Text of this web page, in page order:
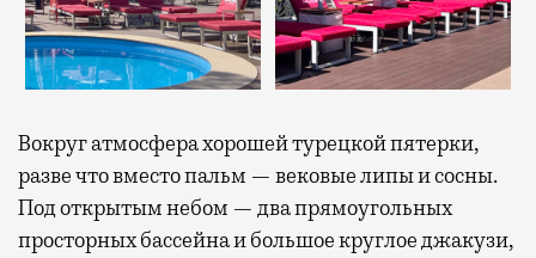
Вокруг атмосфера хорошей турецкой пятерки,
разве что вместо пальм — вековые липы и сосны.
Под открытым небом — два прямоугольных
просторных бассейна и большое круглое джакузи,